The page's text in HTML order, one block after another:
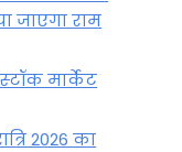
जाएगा राम
मार्केट
2026 का